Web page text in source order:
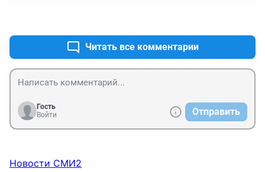
Читать все комментарии
Гость
Войти
Отправить
Новости СМИ2